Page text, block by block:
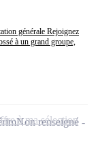
générale Rejoignez
à un grand groupe,
Non renseigné
à ma sélection